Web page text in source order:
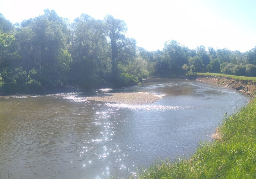
Pályázatok
E-Önkormányzat
KÖZÉRDEKŰ
ADATOK
Képviselő-Testületi